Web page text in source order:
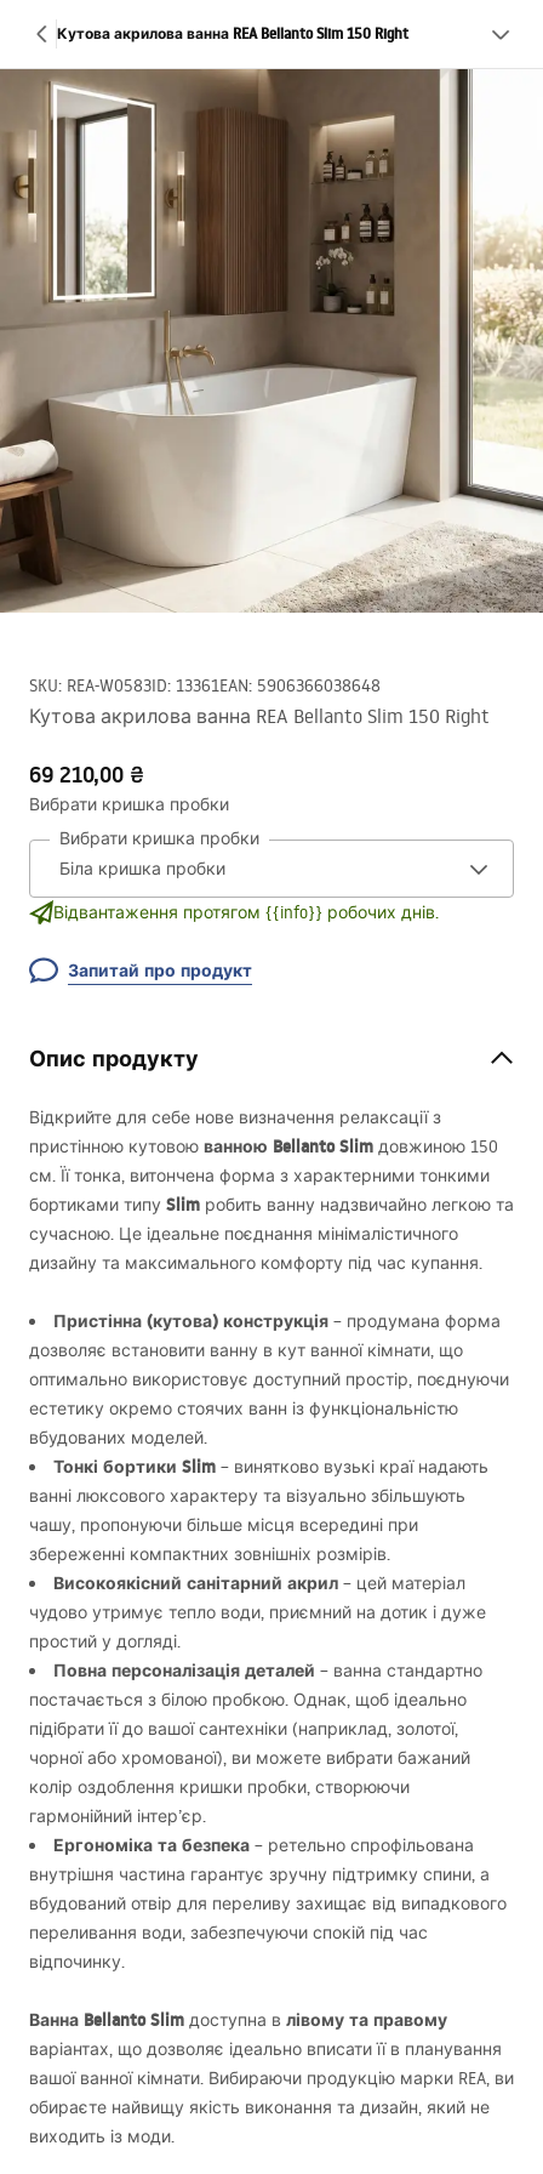
Кутова акрилова ванна REA Bellanto Slim 150 Right
SKU: REA-W0583ID: 13361EAN: 5906366038648
Кутова акрилова ванна REA Bellanto Slim 150 Right
69 210,00 ₴
Вибрати кришка пробки
Вибрати кришка пробки
Відвантаження протягом {{info}} робочих днів.
Запитай про продукт
Опис продукту
Відкрийте для себе нове визначення релаксації з
пристінною кутовою ванною Bellanto Slim довжиною 150
см. Її тонка, витончена форма з характерними тонкими
бортиками типу Slim робить ванну надзвичайно легкою та
сучасною. Це ідеальне поєднання мінімалістичного
дизайну та максимального комфорту під час купання.
Пристінна (кутова) конструкція – продумана форма
дозволяє встановити ванну в кут ванної кімнати, що
оптимально використовує доступний простір, поєднуючи
естетику окремо стоячих ванн із функціональністю
вбудованих моделей.
Тонкі бортики Slim – винятково вузькі краї надають
ванні люксового характеру та візуально збільшують
чашу, пропонуючи більше місця всередині при
збереженні компактних зовнішніх розмірів.
Високоякісний санітарний акрил – цей матеріал
чудово утримує тепло води, приємний на дотик і дуже
простий у догляді.
Повна персоналізація деталей – ванна стандартно
постачається з білою пробкою. Однак, щоб ідеально
підібрати її до вашої сантехніки (наприклад, золотої,
чорної або хромованої), ви можете вибрати бажаний
колір оздоблення кришки пробки, створюючи
гармонійний інтер’єр.
Ергономіка та безпека – ретельно спрофільована
внутрішня частина гарантує зручну підтримку спини, а
вбудований отвір для переливу захищає від випадкового
переливання води, забезпечуючи спокій під час
відпочинку.
Ванна Bellanto Slim доступна в лівому та правому
варіантах, що дозволяє ідеально вписати її в планування
вашої ванної кімнати. Вибираючи продукцію марки REA, ви
обираєте найвищу якість виконання та дизайн, який не
виходить із моди.